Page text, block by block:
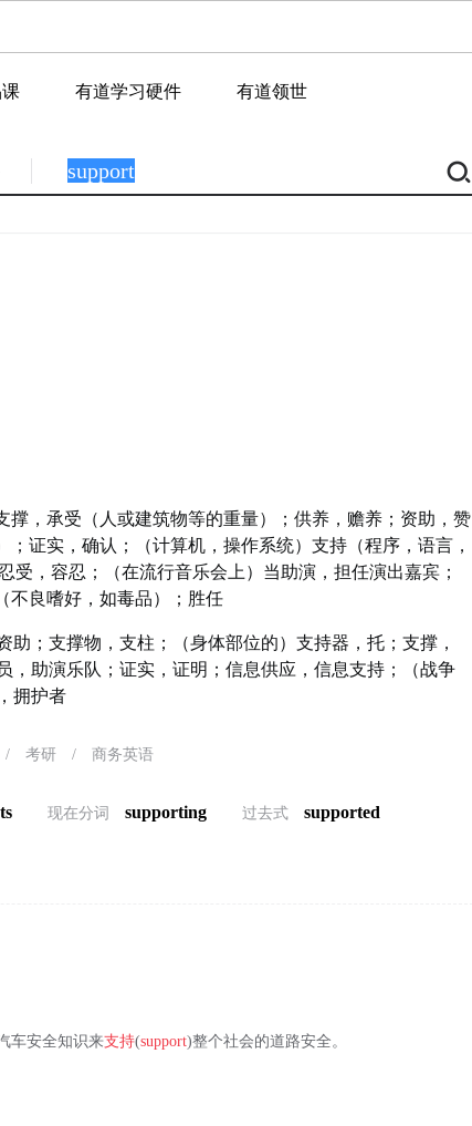
有道学习硬件 有道领世
撑，承受（人或建筑物等的重量）；供养，赡养；资助，赞
证实，确认；（计算机，操作系统）支持（程序，语言，
，容忍；（在流行音乐会上）当助演，担任演出嘉宾；
良嗜好，如毒品）；胜任
助；支撑物，支柱；（身体部位的）支持器，托；支撑，
，助演乐队；证实，证明；信息供应，信息支持；（战争
拥护者
/ 考研 / 商务英语
现在分词 supporting 过去式 supported
车安全知识来支持(support)整个社会的道路安全。